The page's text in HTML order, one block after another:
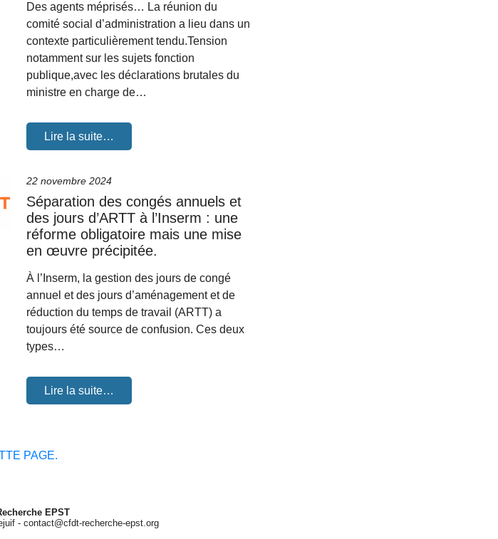
Des agents méprisés… La réunion du
comité social d’administration a lieu dans un
contexte particulièrement tendu.Tension
notamment sur les sujets fonction
publique,avec les déclarations brutales du
ministre en charge de…
Lire la suite…
22 novembre 2024
Séparation des congés annuels et
des jours d’ARTT à l’Inserm : une
réforme obligatoire mais une mise
en œuvre précipitée.
À l’Inserm, la gestion des jours de congé
annuel et des jours d’aménagement et de
réduction du temps de travail (ARTT) a
toujours été source de confusion. Ces deux
types…
Lire la suite…
PAGE.
EPST
- contact@cfdt-recherche-epst.org